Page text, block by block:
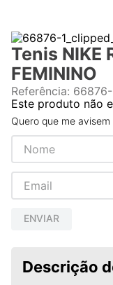
Tenis NIKE
FEMININO
Referência:
Este produto não
Quero que me
ENVIAR
Descrição
5º tenis